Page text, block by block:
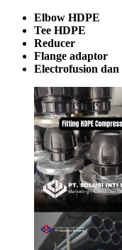
Elbow HDPE
Tee HDPE
Reducer
Flange adaptor
Electrofusion